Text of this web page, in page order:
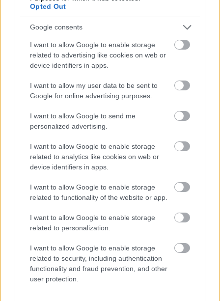
Opted Out
Google consents
I want to allow Google to enable storage
related to advertising like cookies on web or
device identifiers in apps.
I want to allow my user data to be sent to
Google for online advertising purposes.
I want to allow Google to send me
personalized advertising.
I want to allow Google to enable storage
related to analytics like cookies on web or
device identifiers in apps.
I want to allow Google to enable storage
related to functionality of the website or app.
I want to allow Google to enable storage
related to personalization.
I want to allow Google to enable storage
related to security, including authentication
functionality and fraud prevention, and other
user protection.
sesongen, og så ser jeg på dette etter NM på Lygna
Jan Thomas Jenssen har imidlertid ingen planer
om å legge opp dersom landslagsplassen skulle
Hvilke ambisjoner har du nå?
– Jeg vil ut å gå verdenscup. Men målet er å bli best
i verden i langrenn.
Meld deg på vårt nyhetsbrev
Meld deg på
MEST LEST